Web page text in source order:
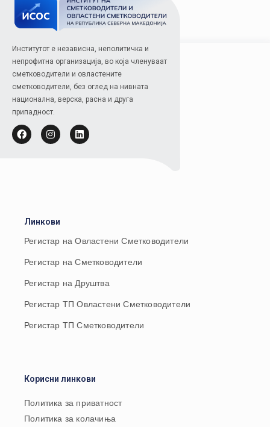
Институтот е независна, неполитичка и
непрофитна организација, во која членуваат
сметководители и овластените
сметководители, без оглед на нивната
национална, верска, расна и друга
припадност.
Линкови
Регистар на Овластени Сметководители
Регистар на Сметководители
Регистар на Друштва
Регистар ТП Овластени Сметководители
Регистар ТП Сметководители
Корисни линкови
Политика за приватност
Политика за колачиња